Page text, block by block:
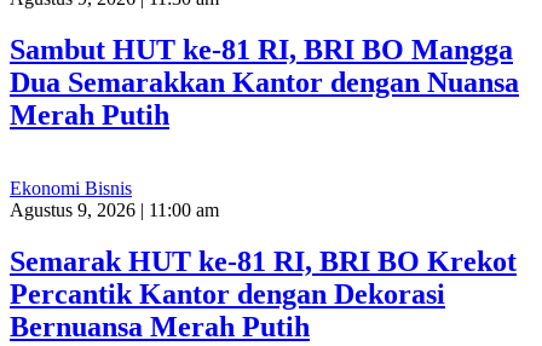
Sambut HUT ke-81 RI, BRI BO Mangga
Dua Semarakkan Kantor dengan Nuansa
Merah Putih
Ekonomi Bisnis
Agustus 9, 2026 | 11:00 am
Semarak HUT ke-81 RI, BRI BO Krekot
Percantik Kantor dengan Dekorasi
Bernuansa Merah Putih